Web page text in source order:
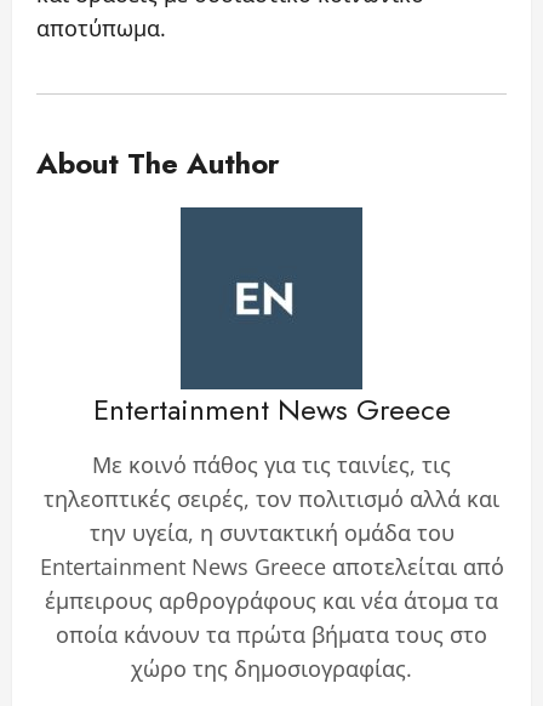
αποτύπωμα.
About The Author
Entertainment News Greece
Με κοινό πάθος για τις ταινίες, τις
τηλεοπτικές σειρές, τον πολιτισμό αλλά και
την υγεία, η συντακτική ομάδα του
Entertainment News Greece αποτελείται από
έμπειρους αρθρογράφους και νέα άτομα τα
οποία κάνουν τα πρώτα βήματα τους στο
χώρο της δημοσιογραφίας.